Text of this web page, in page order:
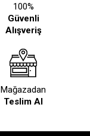
100%
Güvenli
Alışveriş
Mağazadan
Teslim Al